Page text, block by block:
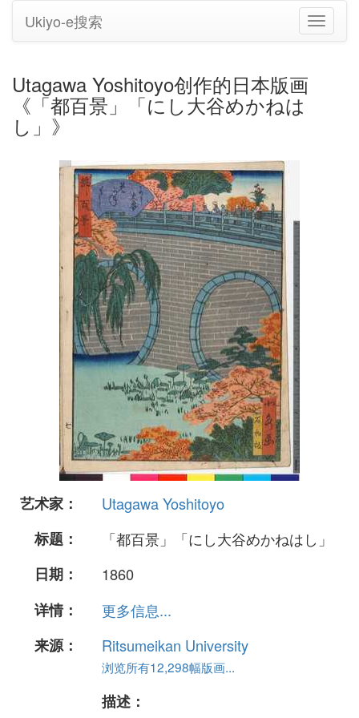
切
换
Ukiyo-e搜索
Utagawa Yoshitoyo创作的日本版画
《「都百景」「にし大谷めかねは
し」》
艺术家：
Utagawa Yoshitoyo
标题：
「都百景」「にし大谷めかねはし」
日期：
1860
详情：
更多信息...
来源：
Ritsumeikan University
浏览所有12,298幅版画...
描述：